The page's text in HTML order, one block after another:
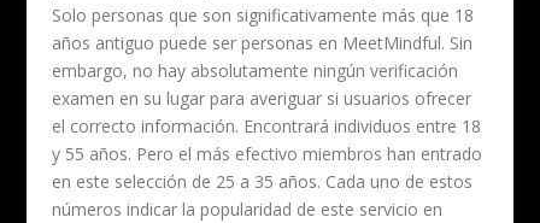
Solo personas que son significativamente más que 18
años antiguo puede ser personas en MeetMindful. Sin
embargo, no hay absolutamente ningún verificación
examen en su lugar para averiguar si usuarios ofrecer
el correcto información. Encontrará individuos entre 18
y 55 años. Pero el más efectivo miembros han entrado
en este selección de 25 a 35 años. Cada uno de estos
números indicar la popularidad de este servicio en